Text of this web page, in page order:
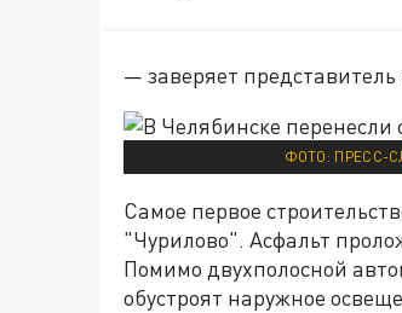
— заверяет
ФОТО: ПРЕСС-
Самое первое
"Чурилово". Асфальт
Помимо двухполосной
обустроят наружное